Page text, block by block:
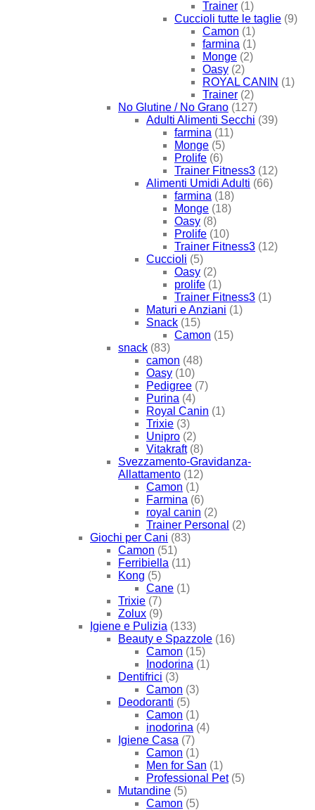
Trainer (1)
Cuccioli tutte le taglie (9)
Camon (1)
farmina (1)
Monge (2)
Oasy (2)
ROYAL CANIN (1)
Trainer (2)
No Glutine / No Grano (127)
Adulti Alimenti Secchi (39)
farmina (11)
Monge (5)
Prolife (6)
Trainer Fitness3 (12)
Alimenti Umidi Adulti (66)
farmina (18)
Monge (18)
Oasy (8)
Prolife (10)
Trainer Fitness3 (12)
Cuccioli (5)
Oasy (2)
prolife (1)
Trainer Fitness3 (1)
Maturi e Anziani (1)
Snack (15)
Camon (15)
snack (83)
camon (48)
Oasy (10)
Pedigree (7)
Purina (4)
Royal Canin (1)
Trixie (3)
Unipro (2)
Vitakraft (8)
Svezzamento-Gravidanza-
Allattamento (12)
Camon (1)
Farmina (6)
royal canin (2)
Trainer Personal (2)
Giochi per Cani (83)
Camon (51)
Ferribiella (11)
Kong (5)
Cane (1)
Trixie (7)
Zolux (9)
Igiene e Pulizia (133)
Beauty e Spazzole (16)
Camon (15)
Inodorina (1)
Dentifrici (3)
Camon (3)
Deodoranti (5)
Camon (1)
inodorina (4)
Igiene Casa (7)
Camon (1)
Men for San (1)
Professional Pet (5)
Mutandine (5)
Camon (5)